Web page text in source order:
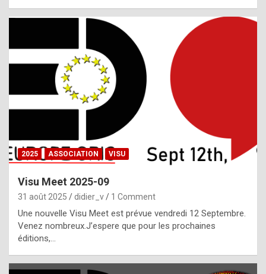
i
l
,
g
h
t
f
2025 ASSOCIATION VISU
Visu Meet 2025-09
31 août 2025 didier_v 1 Comment
Une nouvelle Visu Meet est prévue vendredi 12 Septembre.
Venez nombreux.J’espere que pour les prochaines
éditions,…